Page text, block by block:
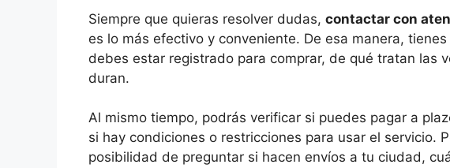
Siempre que quieras resolver dudas, contactar con
es lo más efectivo y conveniente. De esa manera,
debes estar registrado para comprar, de qué tratan las
duran.
Al mismo tiempo, podrás verificar si puedes pagar a
si hay condiciones o restricciones para usar el servicio.
posibilidad de preguntar si hacen envíos a tu ciudad,